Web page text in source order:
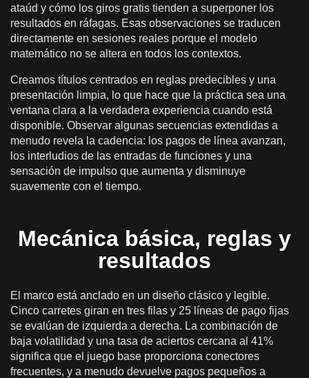
ataúd y cómo los giros gratis tienden a superponer los
resultados en ráfagas. Esas observaciones se traducen
directamente en sesiones reales porque el modelo
matemático no se altera en todos los contextos.
Creamos títulos centrados en reglas predecibles y una
presentación limpia, lo que hace que la práctica sea una
ventana clara a la verdadera experiencia cuando está
disponible. Observar algunas secuencias extendidas a
menudo revela la cadencia: los pagos de línea avanzan,
los interludios de las entradas de funciones y una
sensación de impulso que aumenta y disminuye
suavemente con el tiempo.
Mecánica básica, reglas y
resultados
El marco está anclado en un diseño clásico y legible.
Cinco carretes giran en tres filas y 25 líneas de pago fijas
se evalúan de izquierda a derecha. La combinación de
baja volatilidad y una tasa de aciertos cercana al 41%
significa que el juego base proporciona conectores
frecuentes, y a menudo devuelve pagos pequeños a